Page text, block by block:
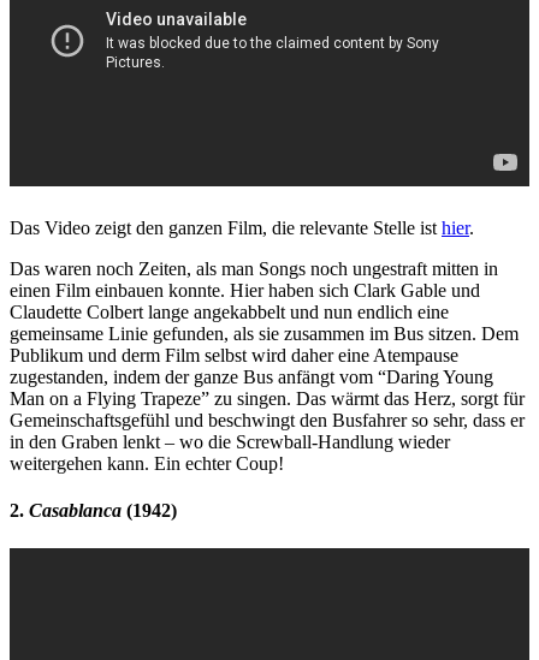
Das Video zeigt den ganzen Film, die relevante Stelle ist hier.
Das waren noch Zeiten, als man Songs noch ungestraft mitten in
einen Film einbauen konnte. Hier haben sich Clark Gable und
Claudette Colbert lange angekabbelt und nun endlich eine
gemeinsame Linie gefunden, als sie zusammen im Bus sitzen. Dem
Publikum und derm Film selbst wird daher eine Atempause
zugestanden, indem der ganze Bus anfängt vom “Daring Young
Man on a Flying Trapeze” zu singen. Das wärmt das Herz, sorgt für
Gemeinschaftsgefühl und beschwingt den Busfahrer so sehr, dass er
in den Graben lenkt – wo die Screwball-Handlung wieder
weitergehen kann. Ein echter Coup!
2. Casablanca (1942)